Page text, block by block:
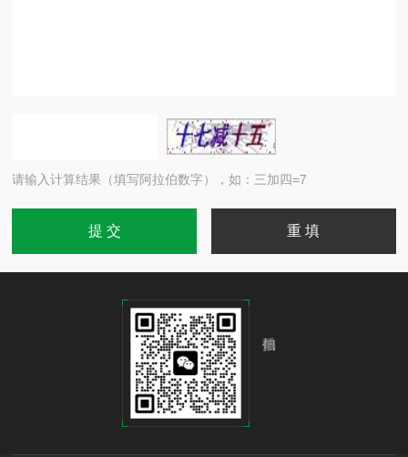
请输入计算结果（填写阿拉伯数字），如：三加四=7